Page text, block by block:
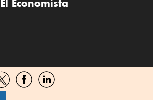
Economista
Compartir
por
CompartirCompartir